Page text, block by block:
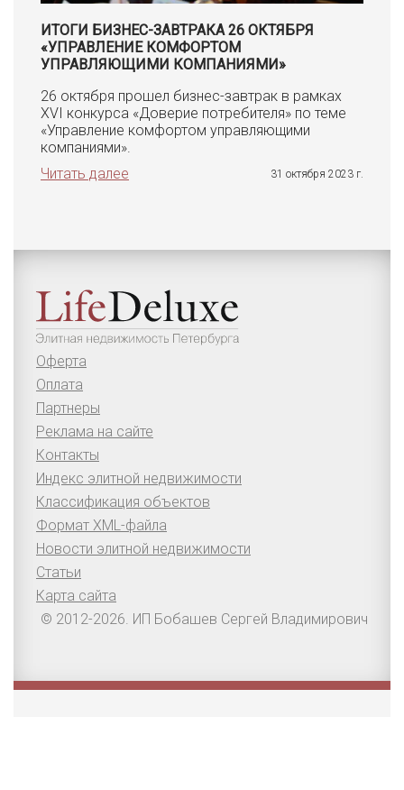
ИТОГИ БИЗНЕС-ЗАВТРАКА 26 ОКТЯБРЯ
«УПРАВЛЕНИЕ КОМФОРТОМ
УПРАВЛЯЮЩИМИ КОМПАНИЯМИ»
26 октября прошел бизнес-завтрак в рамках
XVI конкурса «Доверие потребителя» по теме
«Управление комфортом управляющими
компаниями».
Читать далее
31 октября 2023 г.
Оферта
Оплата
Партнеры
Реклама на сайте
Контакты
Индекс элитной недвижимости
Классификация объектов
Формат XML-файла
Новости элитной недвижимости
Статьи
Карта сайта
© 2012-2026. ИП Бобашев Сергей Владимирович